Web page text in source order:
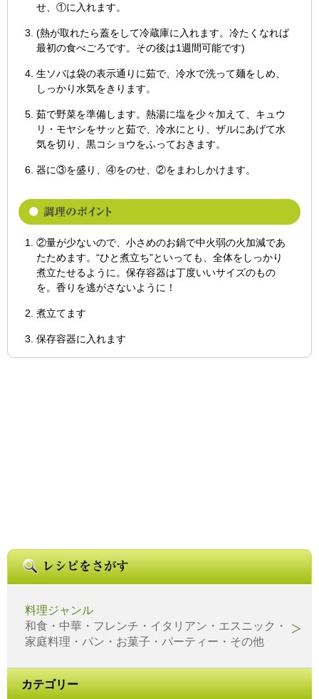
せ、①に入れます。
(熱が取れたら蓋をして冷蔵庫に入れます。冷たくなれば
最初の食べごろです。その後は1週間可能です)
生ソバは袋の表示通りに茹で、冷水で洗って麺をしめ、
しっかり水気をきります。
茹で野菜を準備します。熱湯に塩を少々加えて、キュウ
リ・モヤシをサッと茹で、冷水にとり、ザルにあげて水
気を切り、黒コショウをふっておきます。
器に③を盛り、④をのせ、②をまわしかけます。
②量が少ないので、小さめのお鍋で中火弱の火加減であ
たためます。“ひと煮立ち”といっても、全体をしっかり
煮立たせるように。保存容器は丁度いいサイズのもの
を。香りを逃がさないように！
煮立てます
保存容器に入れます
料理ジャンル
和食・中華・フレンチ・イタリアン・エスニック・
家庭料理・パン・お菓子・パーティー・その他
カテゴリー